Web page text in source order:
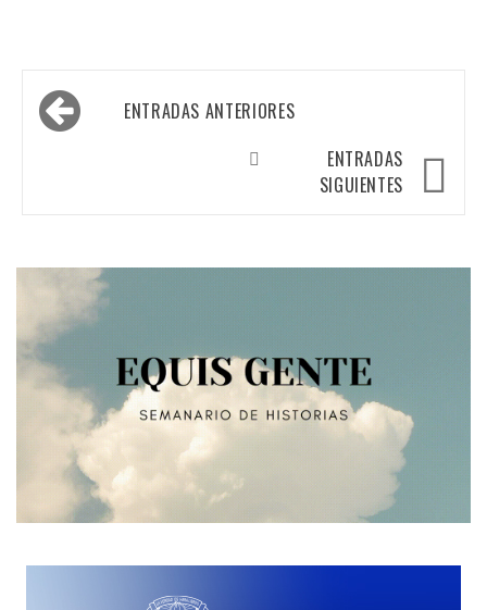
Navegación
de
ENTRADAS ANTERIORES
ENTRADAS
SIGUIENTES